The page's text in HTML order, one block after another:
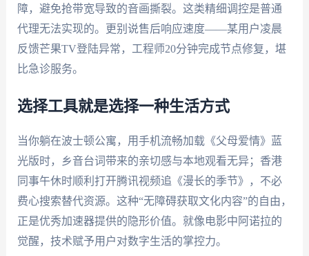
障，避免抢带宽导致的音画撕裂。这类精细调控是普通
代理无法实现的。更别说售后响应速度——某用户凌晨
反馈芒果TV登陆异常，工程师20分钟完成节点修复，堪
比急诊服务。
选择工具就是选择一种生活方式
当你躺在波士顿公寓，用手机流畅加载《父母爱情》蓝
光版时，乡音台词带来的亲切感与本地观看无异；香港
同事午休时顺利打开腾讯视频追《漫长的季节》，不必
费心搜索替代资源。这种“无障碍获取文化内容”的自由，
正是优秀加速器提供的隐形价值。就像电影中阿诺拉的
觉醒，技术赋予用户对数字生活的掌控力。